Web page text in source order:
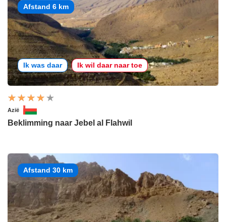
Afstand 6 km
Ik was daar Ik wil daar naar toe
Azië
Beklimming naar Jebel al Flahwil
Afstand 30 km